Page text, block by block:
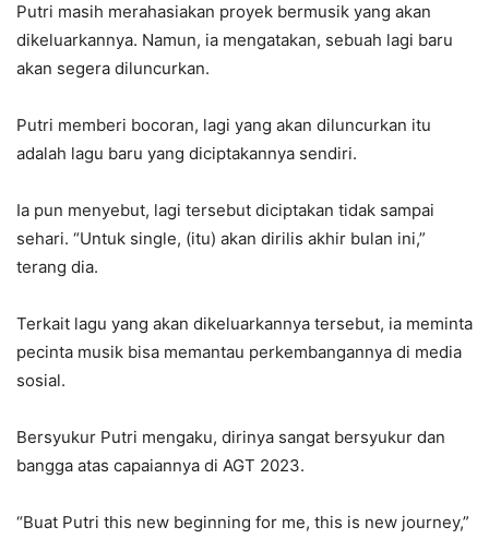
Putri masih merahasiakan proyek bermusik yang akan
dikeluarkannya. Namun, ia mengatakan, sebuah lagi baru
akan segera diluncurkan.
Putri memberi bocoran, lagi yang akan diluncurkan itu
adalah lagu baru yang diciptakannya sendiri.
Ia pun menyebut, lagi tersebut diciptakan tidak sampai
sehari. “Untuk single, (itu) akan dirilis akhir bulan ini,”
terang dia.
Terkait lagu yang akan dikeluarkannya tersebut, ia meminta
pecinta musik bisa memantau perkembangannya di media
sosial.
Bersyukur Putri mengaku, dirinya sangat bersyukur dan
bangga atas capaiannya di AGT 2023.
“Buat Putri this new beginning for me, this is new journey,”